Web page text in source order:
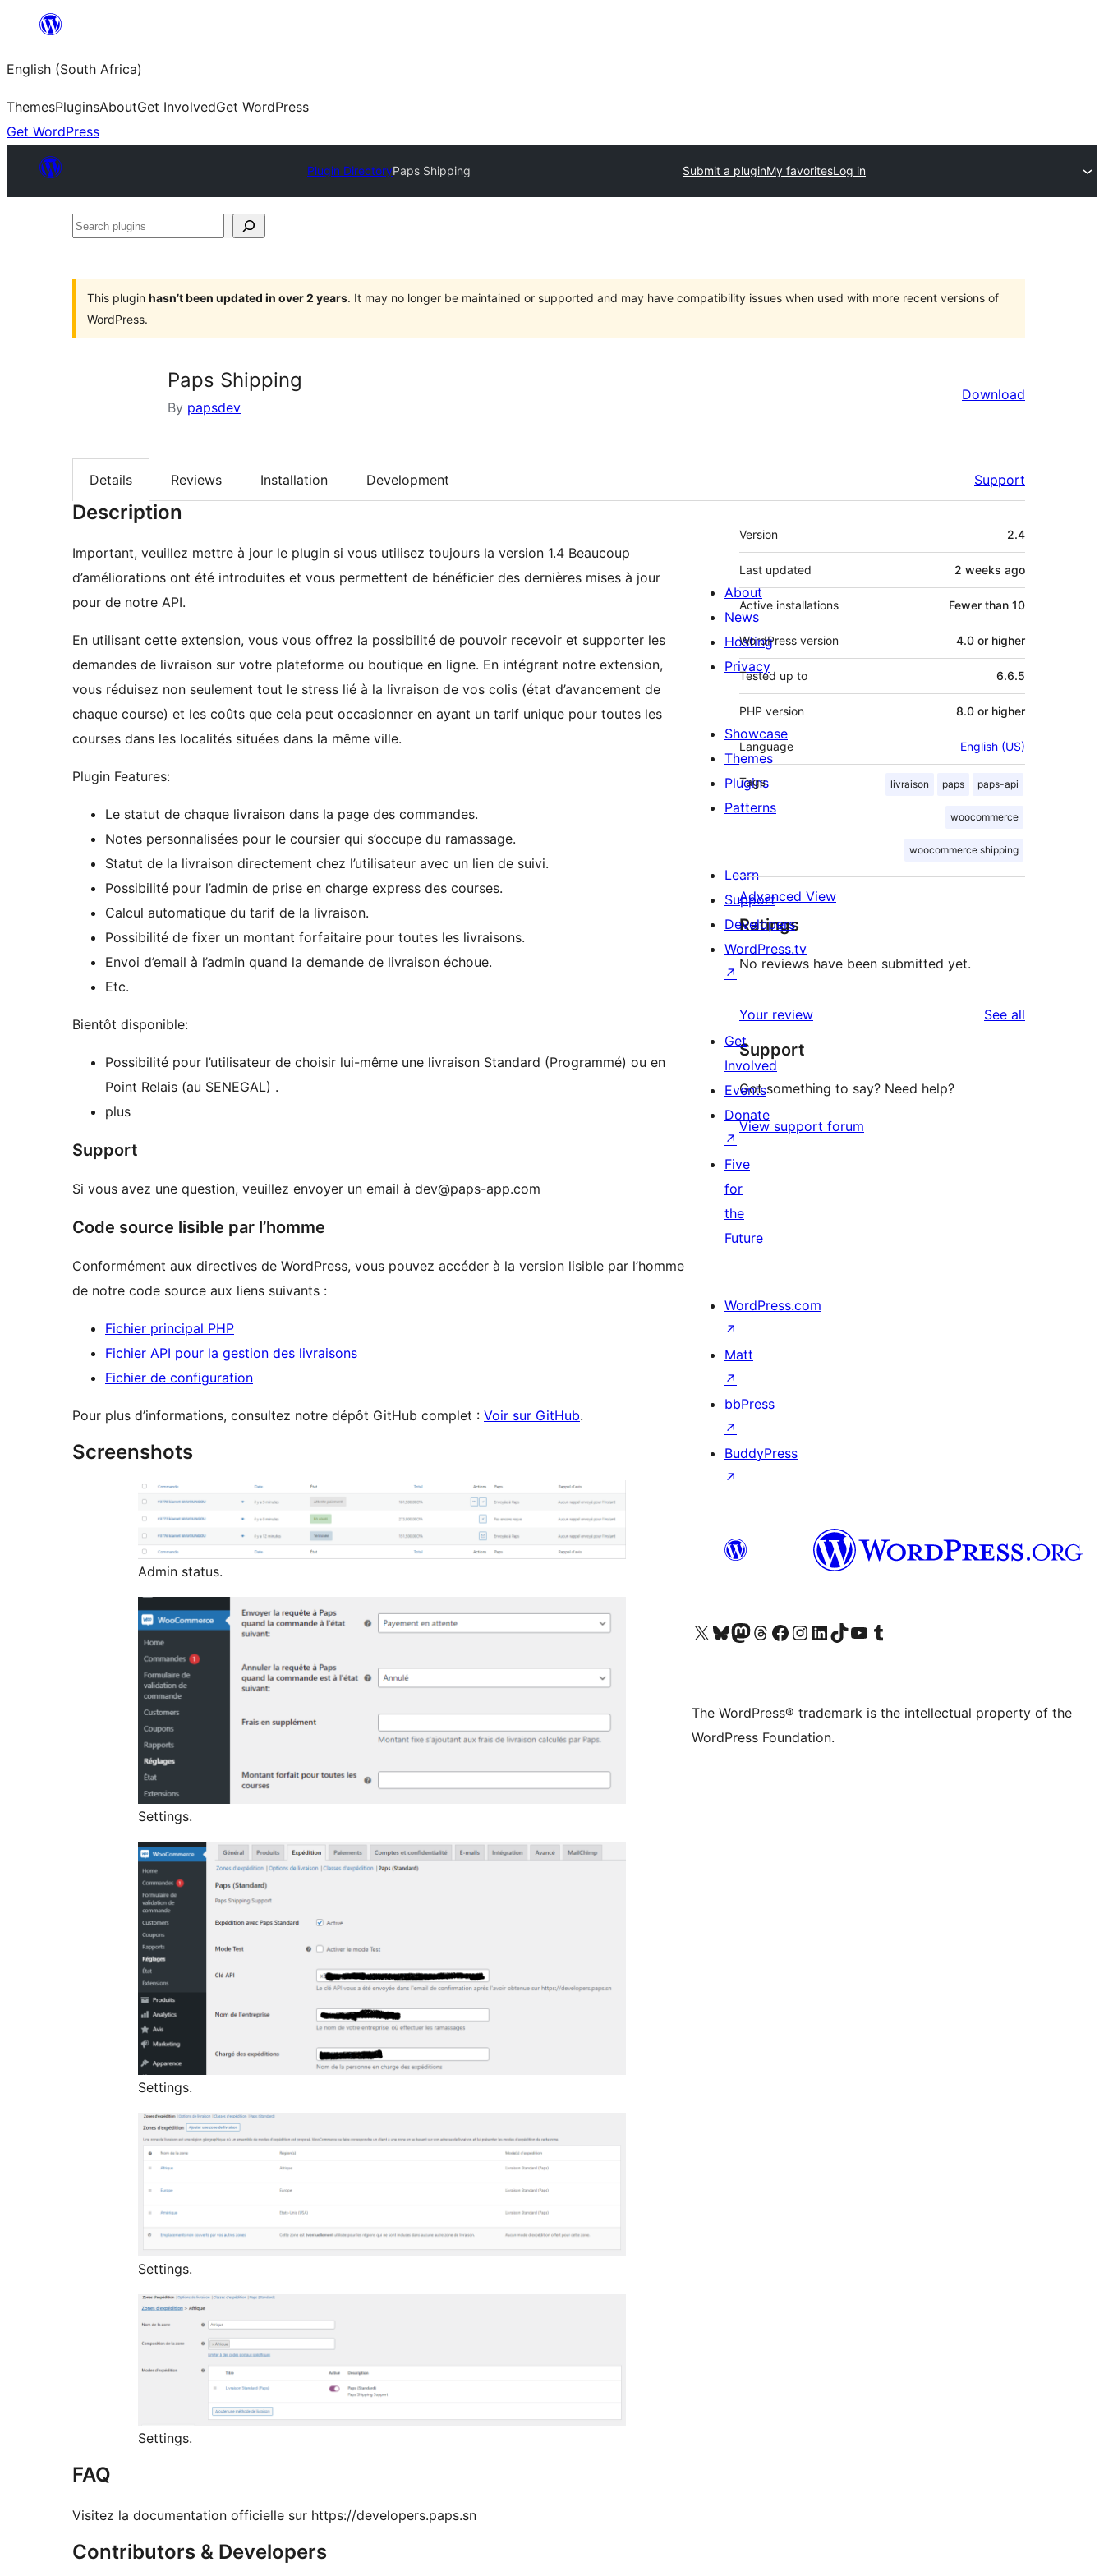
content
English (South Africa)
ThemesPluginsAboutGet InvolvedGet WordPress
Get WordPress
Plugin DirectoryPaps Shipping Submit a pluginMy favoritesLog in
Search
This plugin hasn’t been updated in over 2 years. It may no longer be maintained or supported and may have compatibility issues when used with more recent versions of
WordPress.
Paps Shipping
By papsdev
Download
Details Reviews Installation Development Support
Description
Important, veuillez mettre à jour le plugin si vous utilisez toujours la version 1.4 Beaucoup
d’améliorations ont été introduites et vous permettent de bénéficier des dernières mises à jour
pour de notre API.
En utilisant cette extension, vous vous offrez la possibilité de pouvoir recevoir et supporter les
demandes de livraison sur votre plateforme ou boutique en ligne. En intégrant notre extension,
vous réduisez non seulement tout le stress lié à la livraison de vos colis (état d’avancement de
chaque course) et les coûts que cela peut occasionner en ayant un tarif unique pour toutes les
courses dans les localités situées dans la même ville.
Plugin Features:
Le statut de chaque livraison dans la page des commandes.
Notes personnalisées pour le coursier qui s’occupe du ramassage.
Statut de la livraison directement chez l’utilisateur avec un lien de suivi.
Possibilité pour l’admin de prise en charge express des courses.
Calcul automatique du tarif de la livraison.
Possibilité de fixer un montant forfaitaire pour toutes les livraisons.
Envoi d’email à l’admin quand la demande de livraison échoue.
Etc.
Bientôt disponible:
Possibilité pour l’utilisateur de choisir lui-même une livraison Standard (Programmé) ou en
Point Relais (au SENEGAL) .
plus
Support
Si vous avez une question, veuillez envoyer un email à dev@paps-app.com
Code source lisible par l’homme
Conformément aux directives de WordPress, vous pouvez accéder à la version lisible par l’homme
de notre code source aux liens suivants :
Fichier principal PHP
Fichier API pour la gestion des livraisons
Fichier de configuration
Pour plus d’informations, consultez notre dépôt GitHub complet : Voir sur GitHub.
Screenshots
Admin status.
Settings.
Settings.
Settings.
Settings.
FAQ
Visitez la documentation officielle sur https://developers.paps.sn
Contributors & Developers
Meta
Version 2.4
Last updated 2 weeks ago
Active installations Fewer than 10
WordPress version 4.0 or higher
Tested up to 6.6.5
PHP version 8.0 or higher
Language English (US)
Tags livraison paps paps-api
woocommerce
woocommerce shipping
Advanced View
Ratings
No reviews have been submitted yet.
Your review See all
Support
Got something to say? Need help?
View support forum
About
News
Hosting
Privacy
Showcase
Themes
Plugins
Patterns
Learn
Support
Developers
WordPress.tv
↗
Get
Involved
Events
Donate
↗
Five
for
the
Future
WordPress.com
↗
Matt
↗
bbPress
↗
BuddyPress
↗
Visit our X (formerly Twitter) account
Visit our Bluesky account
Visit our Mastodon account
Visit our Threads account
Visit our Facebook page
Visit our Instagram account
Visit our LinkedIn account
Visit our TikTok account
Visit our YouTube channel
Visit our Tumblr account
The WordPress® trademark is the intellectual property of the
WordPress Foundation.